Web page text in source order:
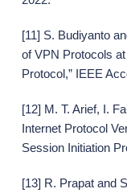
[11] S. Budiyanto
of VPN Protocols
Protocol,” IEEE
[12] M. T. Arief, I.
Internet Protocol
Session Initiation
[13] R. Prapat and